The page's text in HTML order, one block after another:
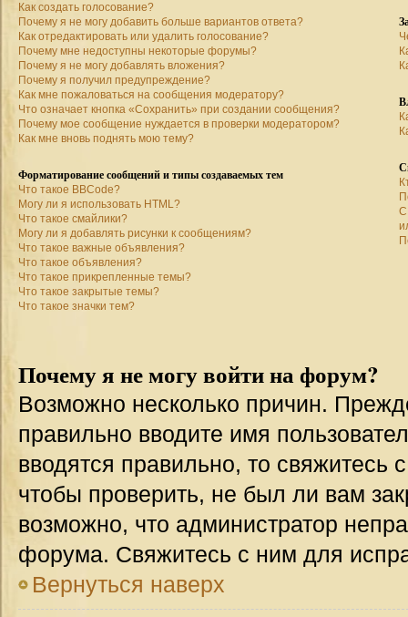
Как создать голосование?
Почему я не могу добавить больше вариантов ответа?
Как отредактировать или удалить голосование?
Почему мне недоступны некоторые форумы?
Почему я не могу добавлять вложения?
Почему я получил предупреждение?
Как мне пожаловаться на сообщения модератору?
Что означает кнопка «Сохранить» при создании сообщения?
Почему мое сообщение нуждается в проверки модератором?
Как мне вновь поднять мою тему?
Форматирование сообщений и типы создаваемых тем
Что такое BBCode?
Могу ли я использовать HTML?
Что такое смайлики?
Могу ли я добавлять рисунки к сообщениям?
Что такое важные объявления?
Что такое объявления?
Что такое прикрепленные темы?
Что такое закрытые темы?
Что такое значки тем?
С
Почему я не могу войти на форум?
Возможно несколько причин.
правильно вводите имя
вводятся правильно, то
чтобы проверить, не был ли вам
возможно, что администратор
форума. Свяжитесь с ним для
Вернуться наверх